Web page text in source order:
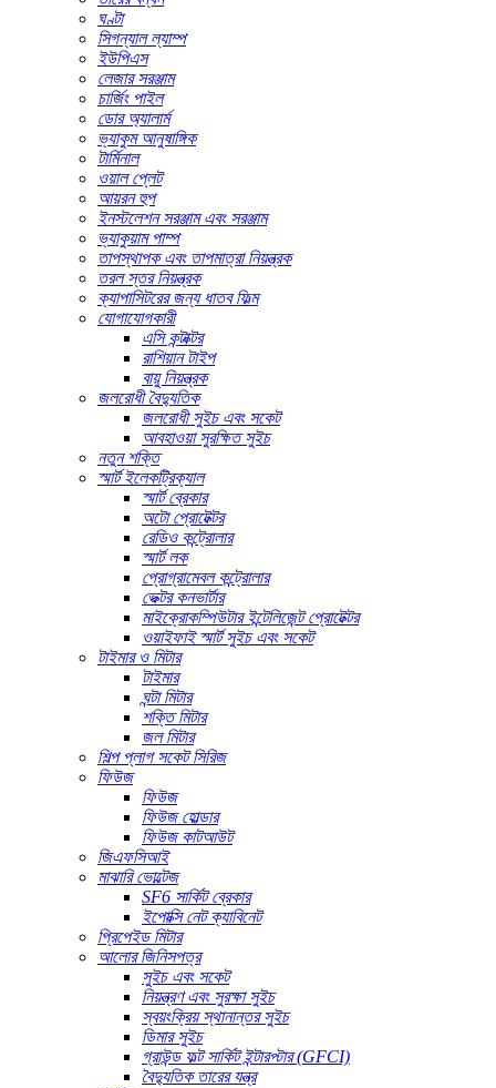
ঘণ্টা
সিগন্যাল ল্যাম্প
ইউপিএস
লেজার সরঞ্জাম
চার্জিং পাইল
ডোর অ্যালার্ম
ভ্যাকুম আনুষাঙ্গিক
টার্মিনাল
ওয়াল প্লেট
আয়রন হুপ
ইনস্টলেশন সরঞ্জাম এবং সরঞ্জাম
ভ্যাকুয়াম পাম্প
তাপস্থাপক এবং তাপমাত্রা নিয়ন্ত্রক
তরল স্তর নিয়ন্ত্রক
ক্যাপাসিটরের জন্য ধাতব ফিল্ম
যোগাযোগকারী
এসি কন্টাক্টর
রাশিয়ান টাইপ
বায়ু নিয়ন্ত্রক
জলরোধী বৈদ্যুতিক
জলরোধী সুইচ এবং সকেট
আবহাওয়া সুরক্ষিত সুইচ
নতুন শক্তি
স্মার্ট ইলেকট্রিক্যাল
স্মার্ট ব্রেকার
অটো প্রোটেক্টর
রেডিও কন্ট্রোলার
স্মার্ট লক
প্রোগ্রামেবল কন্ট্রোলার
ভেক্টর কনভার্টার
মাইক্রোকম্পিউটার ইন্টেলিজেন্ট প্রোটেক্টর
ওয়াইফাই স্মার্ট সুইচ এবং সকেট
টাইমার ও মিটার
টাইমার
ঘন্টা মিটার
শক্তি মিটার
জল মিটার
শিল্প প্লাগ সকেট সিরিজ
ফিউজ
ফিউজ
ফিউজ হোল্ডার
ফিউজ কাটআউট
জিএফসিআই
মাঝারি ভোল্টেজ
SF6 সার্কিট ব্রেকার
ইপোক্সি নেট ক্যাবিনেট
প্রিপেইড মিটার
আলোর জিনিসপত্র
সুইচ এবং সকেট
নিয়ন্ত্রণ এবং সুরক্ষা সুইচ
স্বয়ংক্রিয় স্থানান্তর সুইচ
ডিমার সুইচ
গ্রাউন্ড ফল্ট সার্কিট ইন্টারপ্টার (GFCI)
বৈদ্যুতিক তারের যন্ত্র